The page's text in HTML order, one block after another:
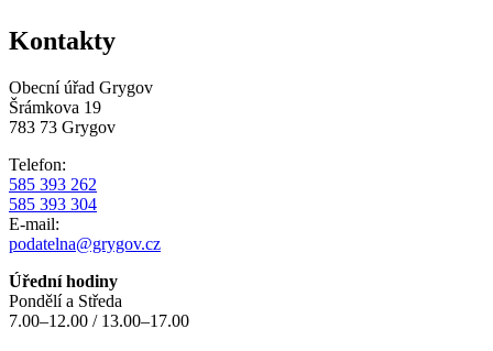
Kontakty
Obecní úřad Grygov
Šrámkova 19
783 73 Grygov
Telefon:
585 393 262
585 393 304
E-mail:
podatelna@grygov.cz
Úřední hodiny
Pondělí a Středa
7.00–12.00 / 13.00–17.00